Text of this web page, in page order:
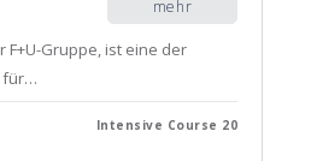
mehr
F+U-Gruppe, ist eine der
für…
Intensive Course 20